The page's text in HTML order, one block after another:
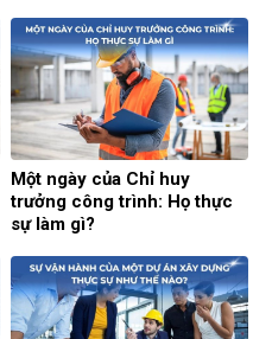
Một ngày của Chỉ huy
trưởng công trình: Họ thực
sự làm gì?